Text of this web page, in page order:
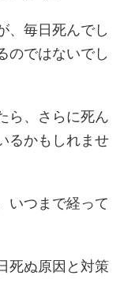
、毎日死んでし
のではないでし
ら、さらに死ん
るかもしれませ
いつまで経って
死ぬ原因と対策